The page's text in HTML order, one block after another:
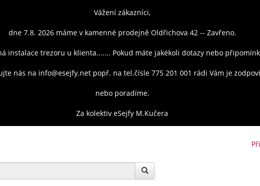
Vážení zákazníci,
dne 7.8. 2026 máme v kamenné prodejně Oldřichova 42 -- Zavřeno.
instalace trezoru u klienta....... Pokud máte jakékoli dotazy nebo
nás na info@esejfy.net popř. na tel.čísle 775 201 001 rádi Vám je
nebo poradíme.
Za kolektiv eSejfy M.Kučera